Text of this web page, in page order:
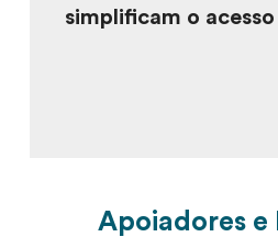
simplificam o
Apoiadores e